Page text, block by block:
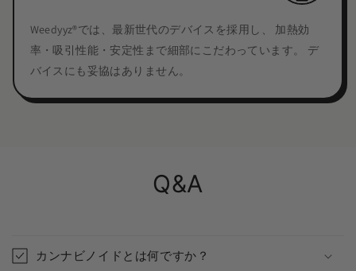
Weedyyz®︎では、最新世代のデバイスを採用し、 加熱効
率・吸引性能・安定性まで細部にこだわっています。 デ
バイスにも妥協はありません。
Q&A
カンナビノイドとは何ですか？